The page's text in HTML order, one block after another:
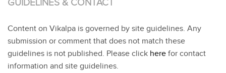
GUIDELINES & CONTACT
Content on Vikalpa is governed by site guidelines. Any
submission or comment that does not match these
guidelines is not published. Please click here for contact
information and site guidelines.